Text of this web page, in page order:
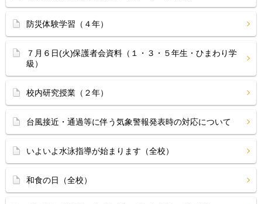
防災体験学習（４年）
７月６日(火)保護者会資料（１・３・５年生・ひまわり学
級）
校内研究授業（２年）
台風接近・通過等に伴う気象警報発表時の対応について
いよいよ水泳指導が始まります（全校）
和食の日（全校）